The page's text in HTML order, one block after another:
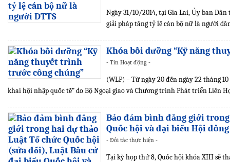
Ngày 31/10/2014, tại Gia Lai, Ủy ban
giải pháp tăng tỷ lệ cán bộ nữ là người
Khóa bồi dưỡng “Kỹ năng
- Tin Hoạt động -
(WLP) – Từ ngày 20 đến ngày 22 tháng
khai hội nhập quốc tế” do Bộ Ngoại giao và Chương trình Phát triển Liên
Bảo đảm bình đẳng giới
Quốc hội và đại biểu Hội
- Đối tác thực hiện -
Tại kỳ họp thứ 8, Quốc hội khóa XIII sẽ